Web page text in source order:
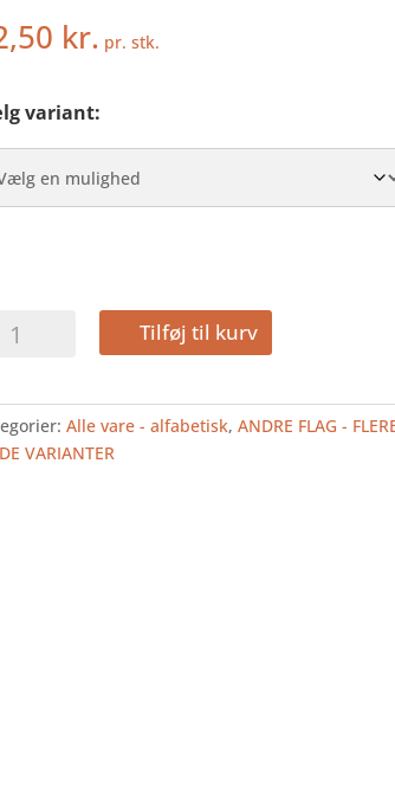
kr. pr. stk.
variant:
Tilføj til kurv
Alle vare - alfabetisk,ANDRE FLAG -
VARIANTER